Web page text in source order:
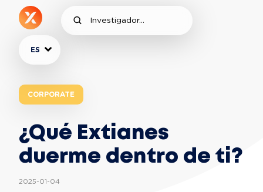
ES
CORPORATE
¿Qué Extianes
duerme dentro de ti?
2025-01-04